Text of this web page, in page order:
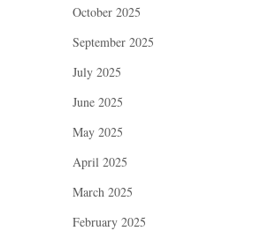
October 2025
September 2025
July 2025
June 2025
May 2025
April 2025
March 2025
February 2025